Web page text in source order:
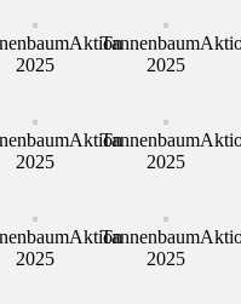
2025
2025
2025
2025
2025
2025